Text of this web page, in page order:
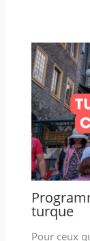
turque
Pour ceux